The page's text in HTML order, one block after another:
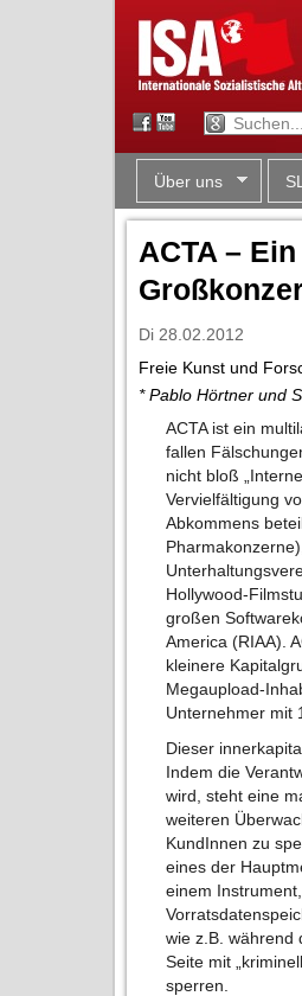
Über uns
ACTA –
Di 28.02.2012
Freie Kunst und
* Pablo Hörtner und
ACTA ist ein
fallen
nicht bloß
Vervielfältigung
Abkommens
Hollywood-
großen
America (RIAA).
kleinere
Megaupload-
Unternehmer mit
Dieser
Indem die
wird, steht eine
weiteren
KundInnen zu
eines der
einem
wie z.B. während
Seite mit
sperren.